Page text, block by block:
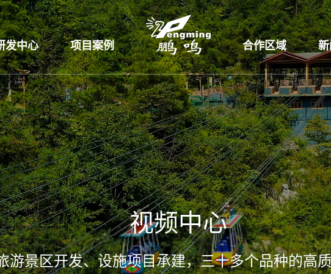
发中心 项目案例 合作区域
视频中心
游景区开发、设施项目承建，三十多个品种的高